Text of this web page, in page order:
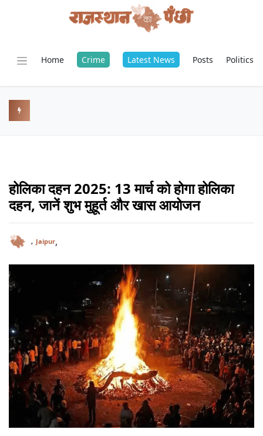
Home Crime Latest News Posts Politics
होलिका दहन 2025: 13 मार्च को होगा होलिका
दहन, जानें शुभ मुहूर्त और खास आयोजन
, Jaipur,